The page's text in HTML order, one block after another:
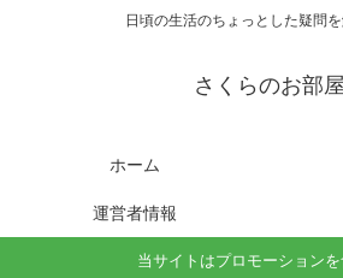
日頃の生活のちょっとした疑問
さくらのお部屋
ホーム
運営者情報
当サイトはプロモーション